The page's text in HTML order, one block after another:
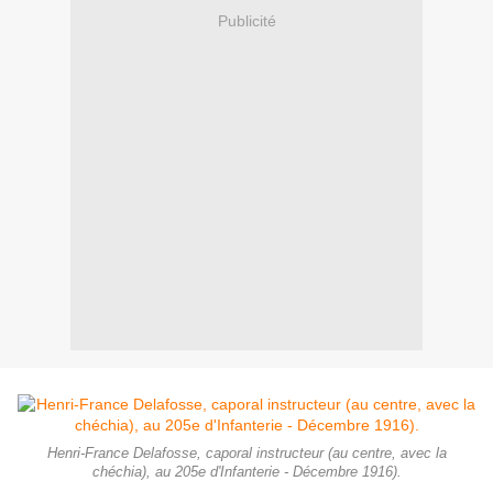
Publicité
Henri-France Delafosse, caporal instructeur (au centre, avec la
chéchia), au 205e d'Infanterie - Décembre 1916).